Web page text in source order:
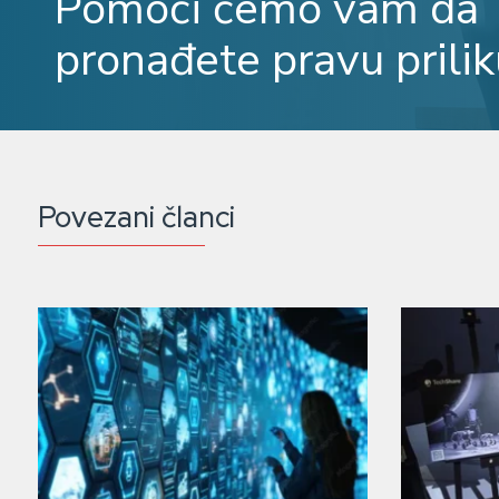
pronađete pravu
Povezani članci